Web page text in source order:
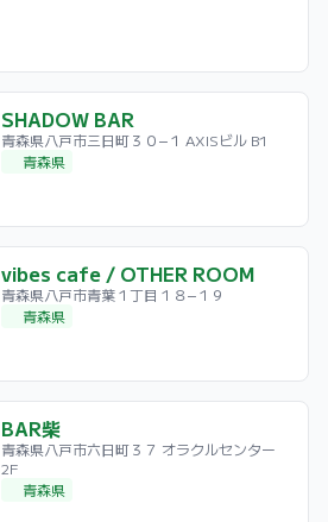
SHADOW BAR
青森県八戸市三日町３０−１ AXISビル B1
青森県
vibes cafe / OTHER ROOM
青森県八戸市青葉１丁目１８−１９
青森県
BAR柴
青森県八戸市六日町３７ オラクルセンター
2F
青森県